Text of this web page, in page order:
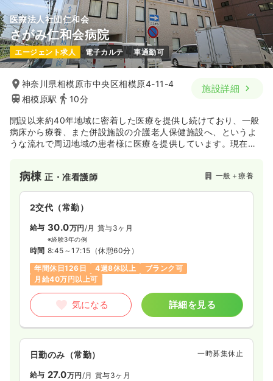
医療法人社団仁和会
さがみ仁和会病院
エージェント求人 電子カルテ 車通勤可
神奈川県相模原市中央区相模原4-11-4
相模原駅
10分
施設詳細
開設以来約40年地域に密着した医療を提供し続けており、一般
病床から療養、また併設施設の介護老人保健施設へ、というよ
うな流れで周辺地域の患者様に医療を提供しています。現在、
病棟正・准看護師 一般＋療養
2交代（常勤）
給与 30.0万円 /月 賞与3ヶ月
※経験3年の例
時間 8:45～17:15 （休憩60分）
年間休日126日
4週8休以上
ブランク可
月給40万円以上可
気になる 詳細を見る
日勤のみ（常勤） 一時募集休止
給与 27.0万円 /月 賞与3ヶ月